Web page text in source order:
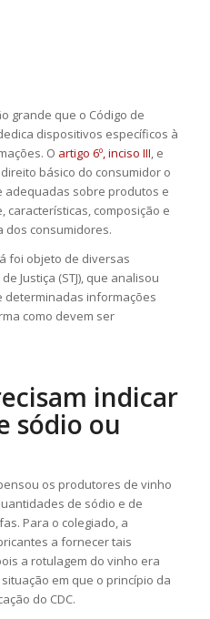
grande que o Código de
dispositivos específicos à
O artigo 6º, inciso III, e
básico do consumidor o
adequadas sobre produtos e
características, composição e
dos consumidores.
foi objeto de diversas
Justiça (STJ), que analisou
determinadas informações
como devem ser
indicar
sódio ou
os produtores de vinho
de sódio e de
Para o colegiado, a
a fornecer tais
a rotulagem do vinho era
em que o princípio da
do CDC.